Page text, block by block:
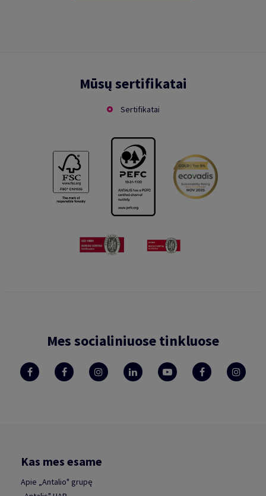
Mūsų sertifikatai
Sertifikatai
Mes socialiniuose tinkluose
Kas mes esame
Apie „Antalio" grupę